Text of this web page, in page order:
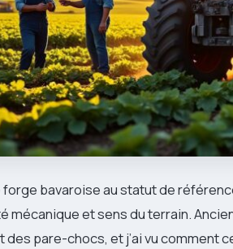
bavaroise au statut de
mécanique et sens du terrain.
des pare-chocs, et j’ai vu comment